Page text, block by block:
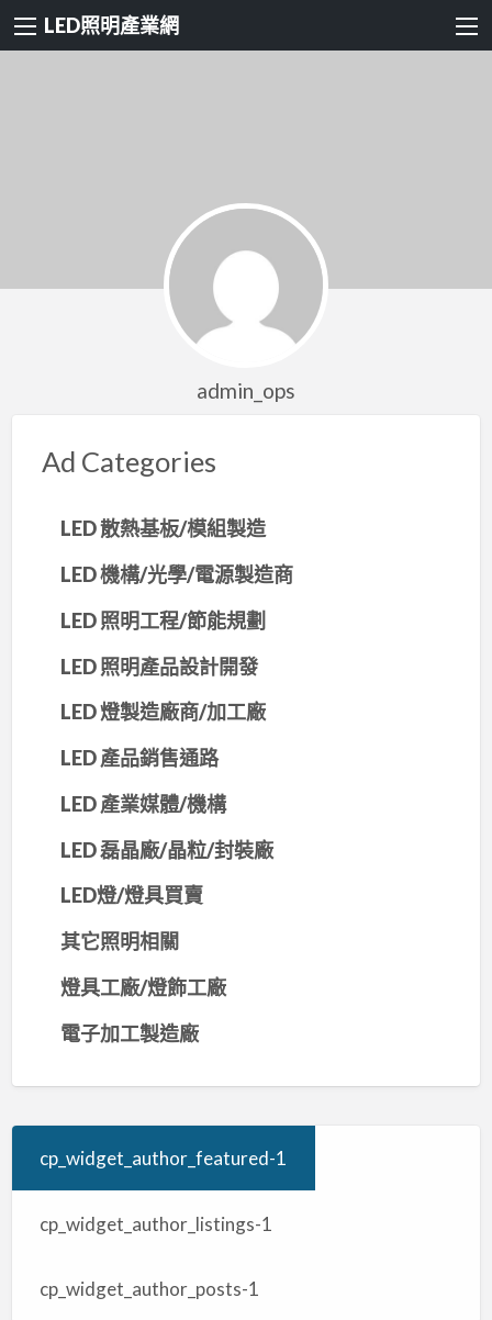
LED照明產業網
admin_ops
Ad Categories
LED 散熱基板/模組製造
LED 機構/光學/電源製造商
LED 照明工程/節能規劃
LED 照明產品設計開發
LED 燈製造廠商/加工廠
LED 產品銷售通路
LED 產業媒體/機構
LED 磊晶廠/晶粒/封裝廠
LED燈/燈具買賣
其它照明相關
燈具工廠/燈飾工廠
電子加工製造廠
cp_widget_author_featured-1
cp_widget_author_listings-1
cp_widget_author_posts-1